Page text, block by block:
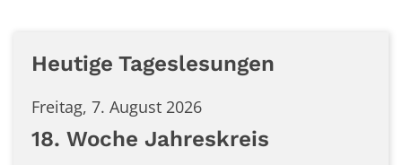
Heutige Tageslesungen
Freitag, 7. August 2026
18. Woche Jahreskreis